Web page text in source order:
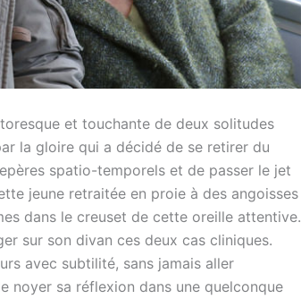
et touchante de deux solitudes
la gloire qui a décidé de se retirer du
spatio-temporels et de passer le jet
jeune retraitée en proie à des angoisses
dans le creuset de cette oreille attentive.
sur son divan ces deux cas cliniques.
avec subtilité, sans jamais aller
noyer sa réflexion dans une quelconque